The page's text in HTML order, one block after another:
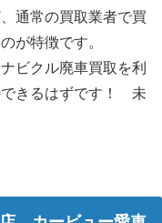
通常の買取業者で買
が特徴です。
ビクル廃車買取を利
できるはずです！ 未